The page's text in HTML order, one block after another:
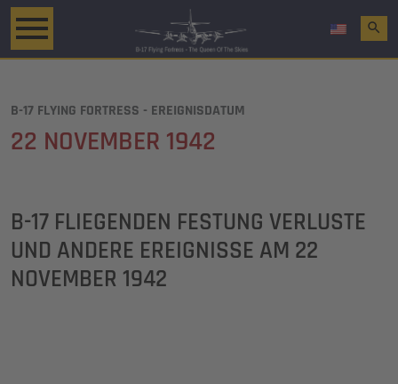
search
B-17 FLYING FORTRESS - EREIGNISDATUM
22 NOVEMBER 1942
B-17 FLIEGENDEN FESTUNG VERLUSTE
UND ANDERE EREIGNISSE AM 22
NOVEMBER 1942